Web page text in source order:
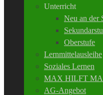
Unterricht
Neu an der
Oberstufe
Lernmittelausleihe
Soziales Lernen
MAX HILFT
AG-Angebot